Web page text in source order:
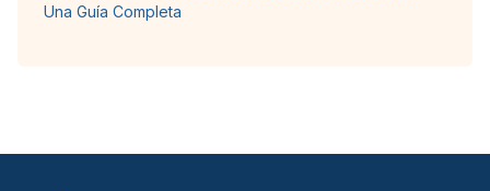
Una Guía Completa